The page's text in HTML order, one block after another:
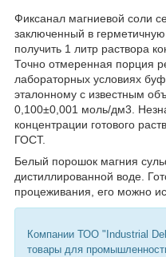
Фиксанал магниевой соли
заключенный в
получить 1 литр раствора
Точно отмеренная порция
лабораторных условиях
эталонному с известным
0,100±0,001 моль/дм3.
концентрации готового
ГОСТ.
Белый порошок магния
дистиллированной воде.
процеживания, его можно
Компании ТОО "Industrial
товары для